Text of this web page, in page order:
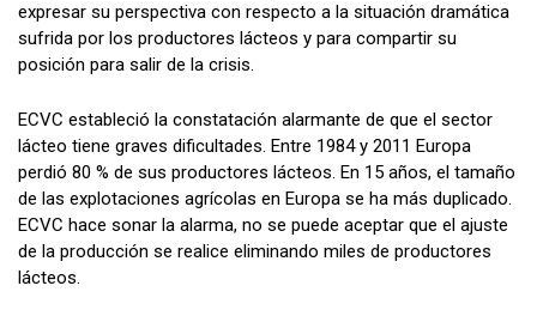
expresar su perspectiva con respecto a la situación dramática
sufrida por los productores lácteos y para compartir su
posición para salir de la crisis.
ECVC estableció la constatación alarmante de que el sector
lácteo tiene graves dificultades. Entre 1984 y 2011 Europa
perdió 80 % de sus productores lácteos. En 15 años, el tamaño
de las explotaciones agrícolas en Europa se ha más duplicado.
ECVC hace sonar la alarma, no se puede aceptar que el ajuste
de la producción se realice eliminando miles de productores
lácteos.